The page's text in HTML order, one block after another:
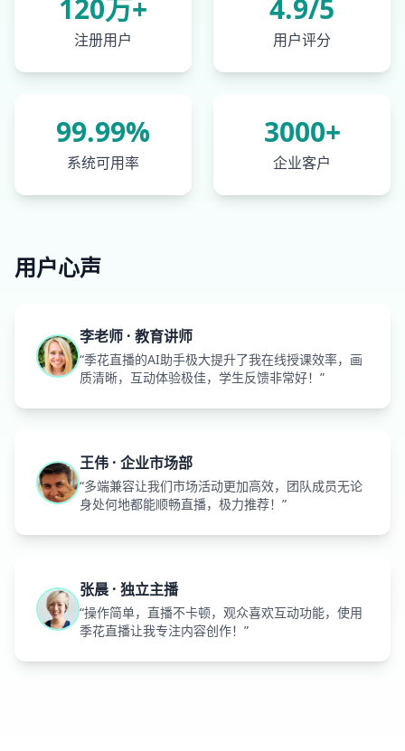
120万+
注册用户
4.9/5
用户评分
99.99%
系统可用率
3000+
企业客户
用户心声
李老师 · 教育讲师
“季花直播的AI助手极大提升了我在线授课效率，画
质清晰，互动体验极佳，学生反馈非常好！”
王伟 · 企业市场部
“多端兼容让我们市场活动更加高效，团队成员无论
身处何地都能顺畅直播，极力推荐！”
张晨 · 独立主播
“操作简单，直播不卡顿，观众喜欢互动功能，使用
季花直播让我专注内容创作！”